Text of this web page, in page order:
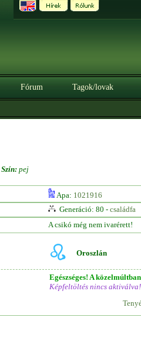
Fórum Tagok/lovak
Szín: pej
Apa: 1021916
Generáció: 80 - családfa
A csikó még nem ivarérett!
Oroszlán
Egészséges! A
Képfeltöltés nincs aktiválva!